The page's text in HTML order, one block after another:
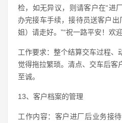
检，如无异议，则请客户在“进
办完接车手续，接待员送客户出
姐）请走好。”“祝一路平安！欢
工作要求：整个结算交车过程、
觉得拖拉繁琐。清点、交车后客
至诚。
13、客户档案的管理
工作内容：客户进厂后业务接